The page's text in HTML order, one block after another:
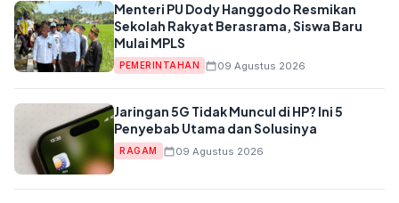
Menteri PU Dody Hanggodo Resmikan
Sekolah Rakyat Berasrama, Siswa Baru
Mulai MPLS
PEMERINTAHAN 09 Agustus 2026
Jaringan 5G Tidak Muncul di HP? Ini 5
Penyebab Utama dan Solusinya
RAGAM 09 Agustus 2026